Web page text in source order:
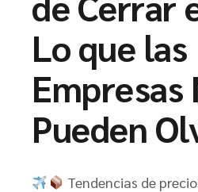
Lo que las
Empresas
Pueden
Tendencias de